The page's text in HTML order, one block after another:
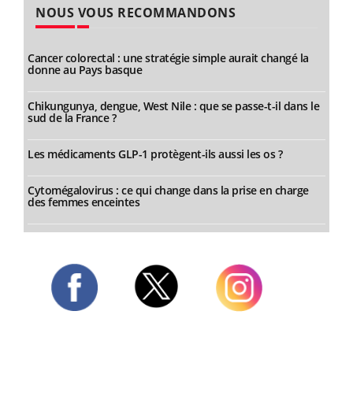
NOUS VOUS RECOMMANDONS
Cancer colorectal : une stratégie simple aurait changé la
donne au Pays basque
Chikungunya, dengue, West Nile : que se passe-t-il dans le
sud de la France ?
Les médicaments GLP-1 protègent-ils aussi les os ?
Cytomégalovirus : ce qui change dans la prise en charge
des femmes enceintes